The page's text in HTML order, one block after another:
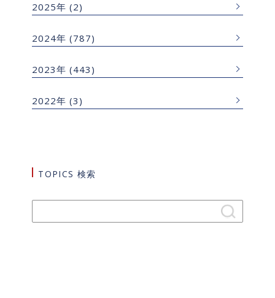
2025年 (2)
2024年 (787)
2023年 (443)
2022年 (3)
TOPICS 検索